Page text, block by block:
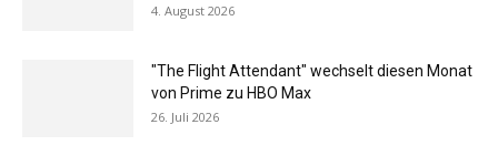
4. August 2026
"The Flight Attendant" wechselt diesen Monat
von Prime zu HBO Max
26. Juli 2026